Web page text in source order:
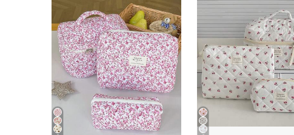
4.90
31
4.90
810
4.90
31
810